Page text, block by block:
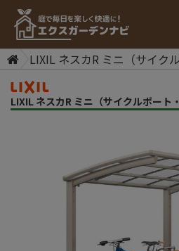
LIXIL ネスカR ミニ（サイク
LIXIL ネスカR ミニ（サイクルポート